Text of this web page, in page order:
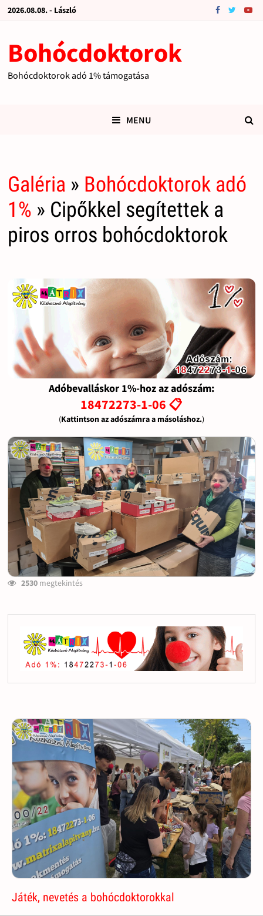
2026.08.08. - László
Bohócdoktorok
Bohócdoktorok adó 1% támogatása
MENU
Galéria » Bohócdoktorok adó
1% » Cipőkkel segítettek a
piros orros bohócdoktorok
Adóbevalláskor 1%-hoz az adószám:
18472273-1-06 📋
(Kattintson az adószámra a másoláshoz.)
2530megtekintés
Játék, nevetés a bohócdoktorokkal